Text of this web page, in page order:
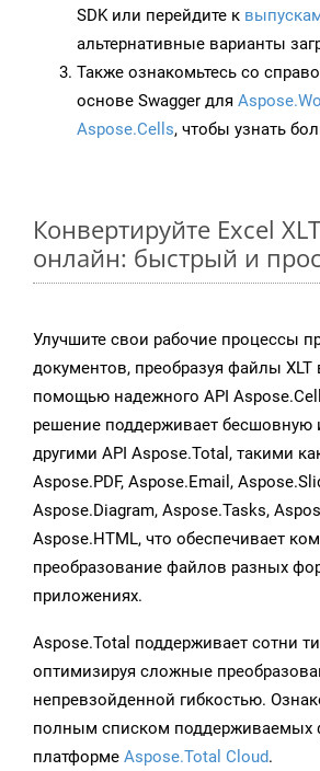
SDK или перейдите к
альтернативные варианты
Также ознакомьтесь со
основе Swagger для
Aspose.Cells, чтобы узнать
Конвертируйте Excel
онлайн: быстрый и
Улучшите свои рабочие процессы
документов, преобразуя файлы XLT
помощью надежного API
решение поддерживает бесшовную
другими API Aspose.Total, такими
Aspose.PDF, Aspose.Email,
Aspose.Diagram, Aspose.Tasks,
Aspose.HTML, что обеспечивает
преобразование файлов разных
приложениях.
Aspose.Total поддерживает сотни
оптимизируя сложные
непревзойденной гибкостью.
полным списком поддерживаемых
платформе Aspose.Total Cloud.